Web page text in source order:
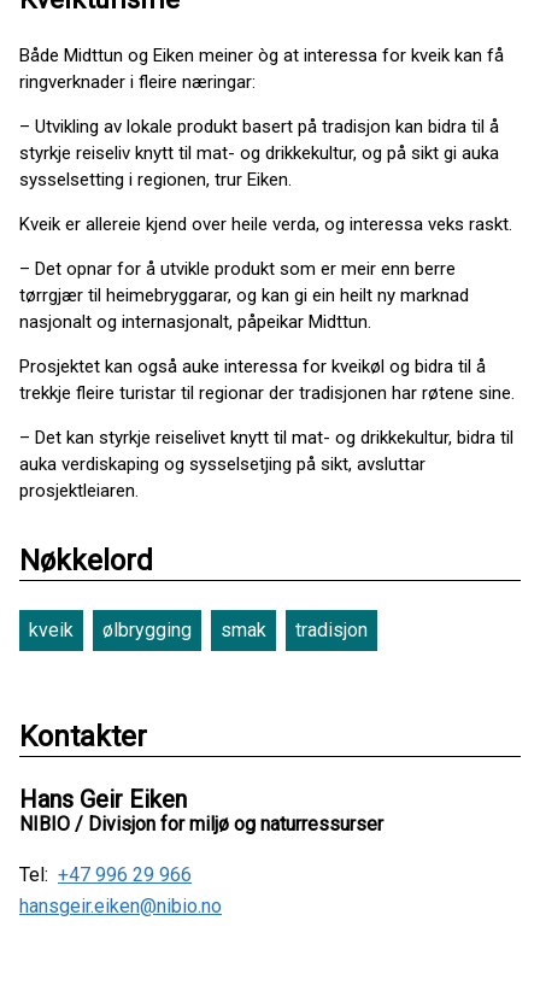
Både Midttun og Eiken meiner òg at interessa for kveik kan få
ringverknader i fleire næringar:
– Utvikling av lokale produkt basert på tradisjon kan bidra til å
styrkje reiseliv knytt til mat- og drikkekultur, og på sikt gi auka
sysselsetting i regionen, trur Eiken.
Kveik er allereie kjend over heile verda, og interessa veks raskt.
– Det opnar for å utvikle produkt som er meir enn berre
tørrgjær til heimebryggarar, og kan gi ein heilt ny marknad
nasjonalt og internasjonalt, påpeikar Midttun.
Prosjektet kan også auke interessa for kveikøl og bidra til å
trekkje fleire turistar til regionar der tradisjonen har røtene sine.
– Det kan styrkje reiselivet knytt til mat- og drikkekultur, bidra til
auka verdiskaping og sysselsetjing på sikt, avsluttar
prosjektleiaren.
Nøkkelord
kveik ølbrygging smak tradisjon
Kontakter
Hans Geir Eiken
NIBIO / Divisjon for miljø og naturressurser
Tel: +47 996 29 966
hansgeir.eiken@nibio.no